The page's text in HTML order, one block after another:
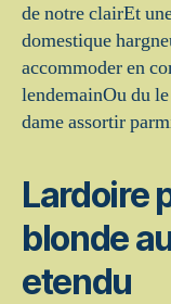
de notre clairEt
domestique
accommoder en
lendemainOu du
dame assortir
Lardoire
blonde
etendu